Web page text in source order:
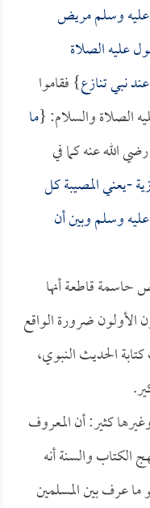
وسلم مريض
عليه الصلاة
نبي تنازع} فقاموا
الصلاة والسلام: {ما
رضي الله عنه كما في
-يعني المصيبة كل
وسلم وبين أن
حاسمة قاطعة أنها
الأولون ضرورة الواقع
الحديث النبوي،
كثير: أن المعروف
الكتاب والسنة أنه
عرف بين المسلمين